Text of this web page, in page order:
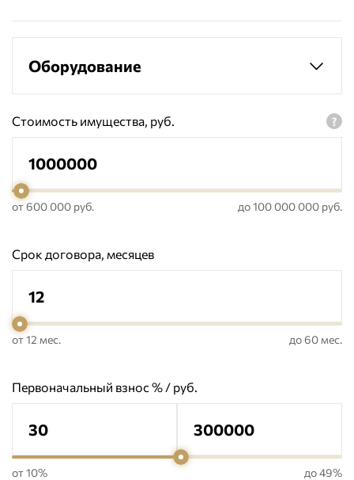
Оборудование
Стоимость имущества, руб.
от 600 000 руб. до 100 000 000 руб.
Срок договора, месяцев
от 12 мес. до 60 мес.
Первоначальный взнос % / руб.
от 10% до 49%